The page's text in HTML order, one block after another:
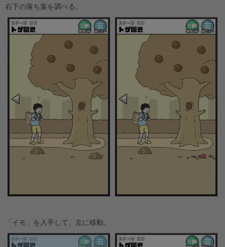
右下の落ち葉を調べる。
「イモ」を入手して、左に移動。